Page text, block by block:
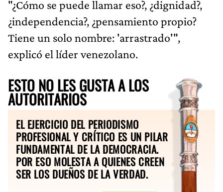
"¿Cómo se puede llamar eso?, ¿dignidad?,
¿independencia?, ¿pensamiento propio?
Tiene un solo nombre: 'arrastrado'",
explicó el líder venezolano.
ESTO NO LES GUSTA A LOS
AUTORITARIOS
EL EJERCICIO DEL PERIODISMO
PROFESIONAL Y CRÍTICO ES UN PILAR
FUNDAMENTAL DE LA DEMOCRACIA.
POR ESO MOLESTA A QUIENES CREEN
SER LOS DUEÑOS DE LA VERDAD.